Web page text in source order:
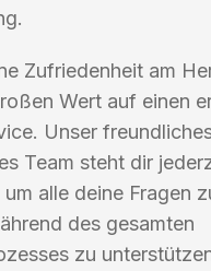
Zufriedenheit am
Wert auf einen
Unser
Team steht dir
alle deine Fragen
des gesamten
zu